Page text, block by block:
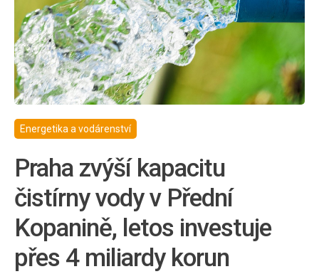
Energetika a vodárenství
Praha zvýší kapacitu
čistírny vody v Přední
Kopanině, letos investuje
přes 4 miliardy korun